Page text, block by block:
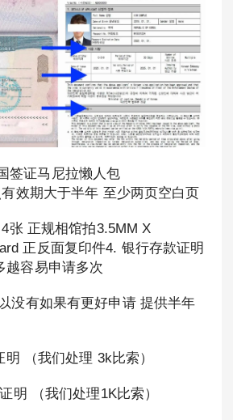
签证马尼拉懒人包
效期大于半年 至少两页空白页
张 正规相馆拍3.5MM X
正反面复印件4. 银行存款证明
越容易申请多次
没有如果有更好申请 提供半年
（我们处理 3k比索）
明 （我们处理1K比索）